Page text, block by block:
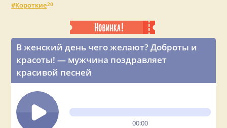
В женский день чего желают? Доброты и
красоты! — мужчина поздравляет
красивой песней
00:00
Короткие20